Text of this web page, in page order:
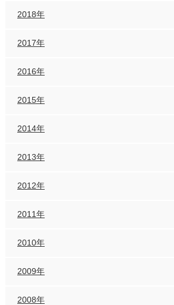
2018年
2017年
2016年
2015年
2014年
2013年
2012年
2011年
2010年
2009年
2008年